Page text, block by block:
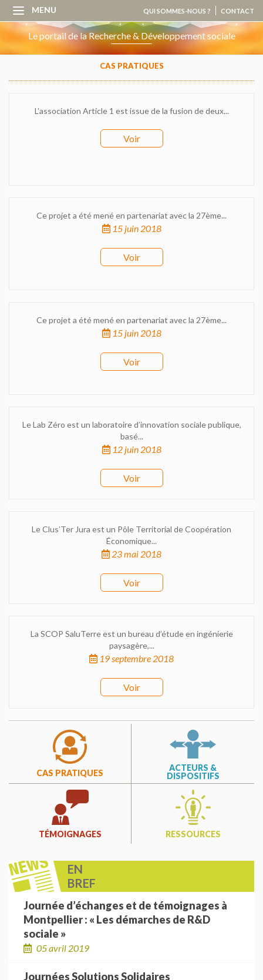
MENU QUI SOMMES-NOUS ? CONTACT
Le portail de la Recherche & Développement sociale
CAS PRATIQUES
L’association Article 1 est issue de la fusion de deux...
Voir
Ce projet a été mené en partenariat avec la 27ème...
15 juin 2018
Voir
Ce projet a été mené en partenariat avec la 27ème...
15 juin 2018
Voir
Le Lab Zéro est un laboratoire d’innovation sociale publique,
basé...
12 juin 2018
Voir
Le Clus’Ter Jura est un Pôle Territorial de Coopération
Économique...
23 mai 2018
Voir
La SCOP SaluTerre est un bureau d’étude en ingénierie
paysagère,...
19 septembre 2018
Voir
CAS PRATIQUES
ACTEURS &
DISPOSITIFS
TÉMOIGNAGES RESSOURCES
EN
BREF
Journée d’échanges et de témoignages à
Montpellier : « Les démarches de R&D
sociale »
05 avril 2019
Journées Solutions Solidaires